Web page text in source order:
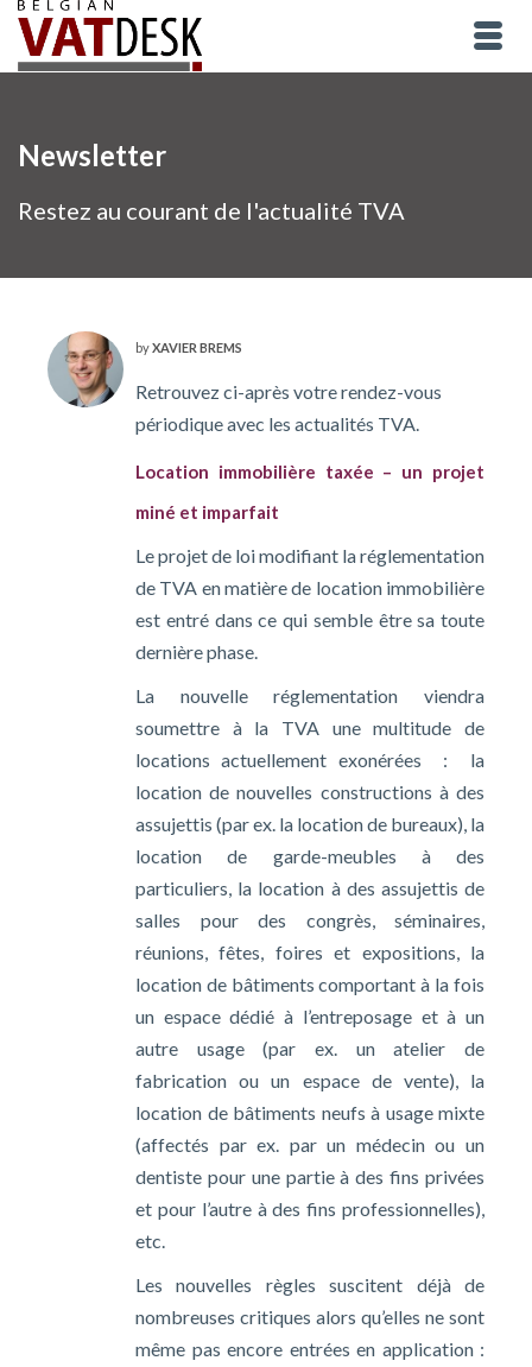
Newsletter
Restez au courant de l'actualité TVA
byXAVIER BREMS
Retrouvez ci-après votre rendez-vous
périodique avec les actualités TVA.
Location immobilière taxée – un projet
miné et imparfait
Le projet de loi modifiant la réglementation
de TVA en matière de location immobilière
est entré dans ce qui semble être sa toute
dernière phase.
La nouvelle réglementation viendra
soumettre à la TVA une multitude de
locations actuellement exonérées : la
location de nouvelles constructions à des
assujettis (par ex. la location de bureaux), la
location de garde-meubles à des
particuliers, la location à des assujettis de
salles pour des congrès, séminaires,
réunions, fêtes, foires et expositions, la
location de bâtiments comportant à la fois
un espace dédié à l’entreposage et à un
autre usage (par ex. un atelier de
fabrication ou un espace de vente), la
location de bâtiments neufs à usage mixte
(affectés par ex. par un médecin ou un
dentiste pour une partie à des fins privées
et pour l’autre à des fins professionnelles),
etc.
Les nouvelles règles suscitent déjà de
nombreuses critiques alors qu’elles ne sont
même pas encore entrées en application :